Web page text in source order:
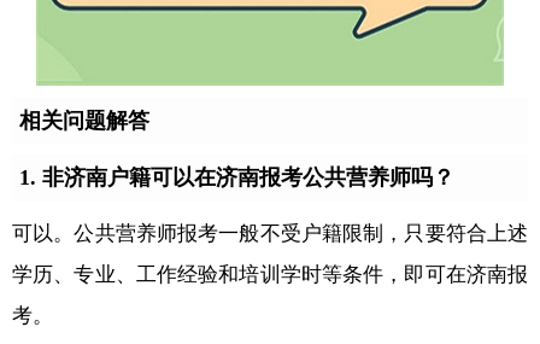
相关问题解答
1. 非济南户籍可以在济南报考公共营养师吗？
可以。公共营养师报考一般不受户籍限制，只要符合上述
学历、专业、工作经验和培训学时等条件，即可在济南报
考。